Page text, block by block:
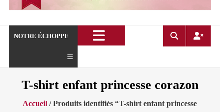
Mesmin
NOTRE ÉCHOPPE
T-shirt enfant princesse corazon
Accueil / Produits identifiés “T-shirt enfant princesse